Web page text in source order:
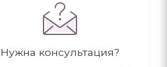
Нужна консультация?